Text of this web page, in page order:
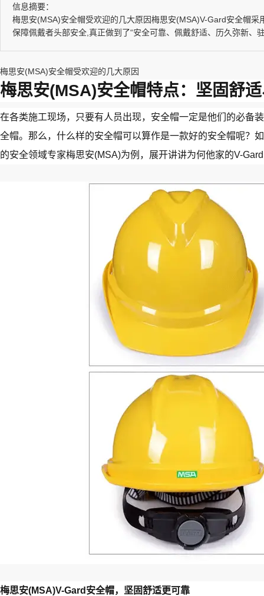
信息摘要：
梅思安(MSA)安全帽受欢迎的几大原因梅思安(MSA)V-Gard安全帽
保障佩戴者头部安全,真正做到了“安全可靠、佩戴舒适、历久弥新、
梅思安(MSA)安全帽受欢迎的几大原因
梅思安(MSA)安全帽特点：坚固舒
在各类施工现场，只要有人员出现，安全帽一定是他们的必备
全帽。那么，什么样的安全帽可以算作是一款好的安全帽呢？
的安全领域专家梅思安(MSA)为例，展开讲讲为何他家的V-
梅思安(MSA)V-Gard安全帽，坚固舒适更可靠